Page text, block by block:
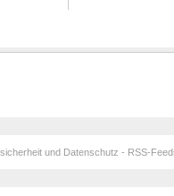
und Datenschutz - RSS-